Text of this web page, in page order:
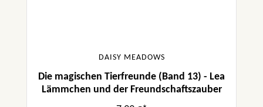
DAISY MEADOWS
Die magischen Tierfreunde (Band 13) - Lea
Lämmchen und der Freundschaftszauber